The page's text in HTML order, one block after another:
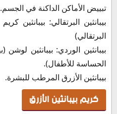
تبييض الأماكن الداكنة في الجسم.
بيبانثين البرتقالي: بيبانثين
البرتقالي)
بيبانثين الوردي: بيبانثين لوشن
الحساسة للأطفال).
بيبانثين الأزرق المرطب للبشرة.
كريم بيبانثين الأزرق